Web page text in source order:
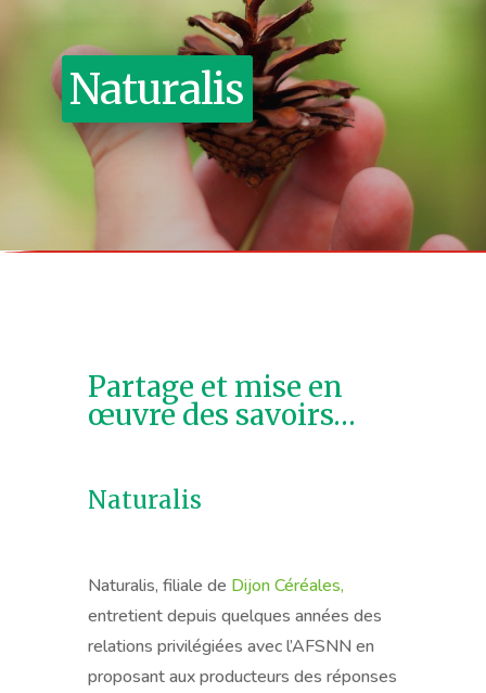
Naturalis
Partage et mise en
œuvre des savoirs…
Naturalis
Naturalis, filiale de Dijon Céréales,
entretient depuis quelques années des
relations privilégiées avec l’AFSNN en
proposant aux producteurs des réponses